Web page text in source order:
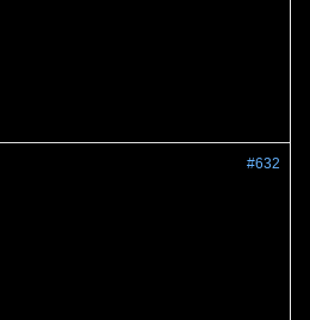
#632